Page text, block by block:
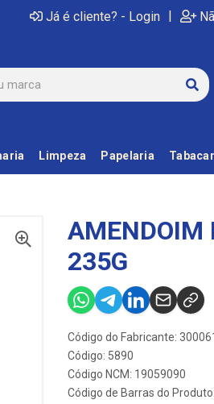
Já é cliente? - Login |
Limpeza Papelaria
AMENDOIM
235G
Código do Fabricante:
Código: 5890
Código NCM: 19059090
Código de Barras do